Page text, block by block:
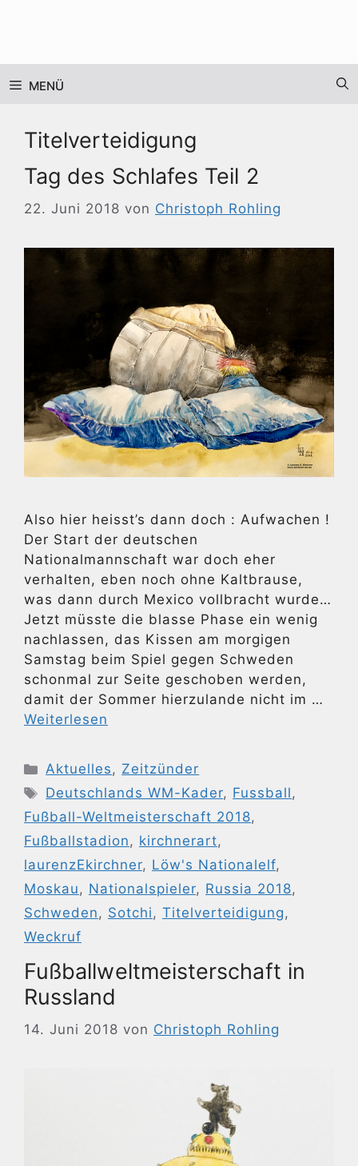
MENÜ
Titelverteidigung
Tag des Schlafes Teil 2
22. Juni 2018 von Christoph Rohling
Also hier heisst’s dann doch : Aufwachen !
Der Start der deutschen
Nationalmannschaft war doch eher
verhalten, eben noch ohne Kaltbrause,
was dann durch Mexico vollbracht wurde…
Jetzt müsste die blasse Phase ein wenig
nachlassen, das Kissen am morgigen
Samstag beim Spiel gegen Schweden
schonmal zur Seite geschoben werden,
damit der Sommer hierzulande nicht im …
Weiterlesen
Kategorien
Aktuelles, Zeitzünder
Schlagwörter
Deutschlands WM-Kader, Fussball,
Fußball-Weltmeisterschaft 2018,
Fußballstadion, kirchnerart,
laurenzEkirchner, Löw's Nationalelf,
Moskau, Nationalspieler, Russia 2018,
Schweden, Sotchi, Titelverteidigung,
Weckruf
Fußballweltmeisterschaft in
Russland
14. Juni 2018 von Christoph Rohling